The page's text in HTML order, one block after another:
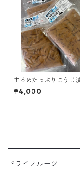
するめたっぷりこうじ
１ｋｇ
¥4,000
ドライフルーツ